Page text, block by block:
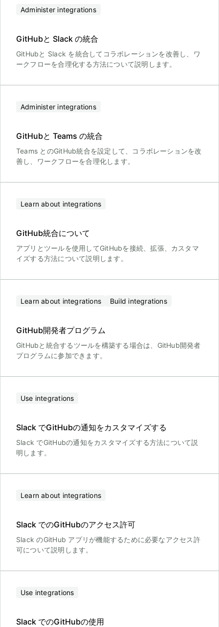
Administer integrations
GitHubと Slack の統合
GitHubと Slack を統合してコラボレーションを改善し、ワ
ークフローを合理化する方法について説明します。
Administer integrations
GitHubと Teams の統合
Teams とのGitHub統合を設定して、コラボレーションを改
善し、ワークフローを合理化します。
Learn about integrations
GitHub統合について
アプリとツールを使用してGitHubを接続、拡張、カスタマ
イズする方法について説明します。
Learn about integrations Build integrations
GitHub開発者プログラム
GitHubと統合するツールを構築する場合は、GitHub開発者
プログラムに参加できます。
Use integrations
Slack でGitHubの通知をカスタマイズする
Slack でGitHubの通知をカスタマイズする方法について説
明します。
Learn about integrations
Slack でのGitHubのアクセス許可
Slack のGitHub アプリが機能するために必要なアクセス許
可について説明します。
Use integrations
Slack でのGitHubの使用